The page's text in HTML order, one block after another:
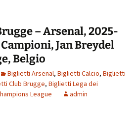
– Arsenal, 2025-
Campioni, Jan Breydel
Belgio
Biglietti Arsenal, Biglietti Calcio, Biglietti
Club Brugge, Biglietti Lega dei
League admin